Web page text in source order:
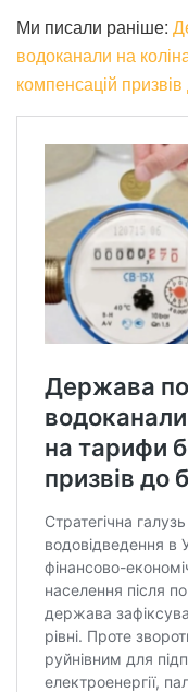
Ми писали раніше:
водоканали на
компенсацій